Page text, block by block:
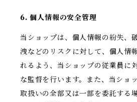
6. 個人情報の安全管理
当ショップは、個人情報の紛失、
洩などのリスクに対して、個人情
れるよう、当ショップの従業員に
な監督を行います。また、当ショ
取扱いの全部又は一部を委託する